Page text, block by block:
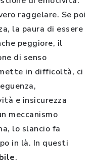
raggelare. Se poi
la paura di essere
peggiore, il
di senso
in difficoltà, ci
e insicurezza
meccanismo
lo slancio fa
in là. In questi
.